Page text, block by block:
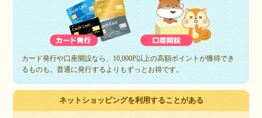
カード発行や口座開設なら、10,000P以上の高額ポイントが獲得でき
るものも。普通に発行するよりもずっとお得です。
ネットショッピングを利用することがある